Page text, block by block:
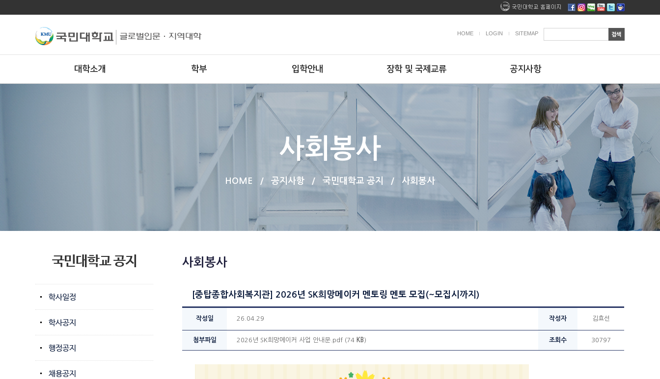
HOME LOGIN SITEMAP
대학소개 학부 입학안내 장학 및 국제교류 공지사항
사회봉사
HOME / 공지사항 / 국민대학교 공지 / 사회봉사
국민대학교 공지
학사일정
학사공지
행정공지
채용공지
사회봉사
[중탑종합사회복지관] 2026년 SK희망메이커 멘토링 멘토 모집(~모집시까지)
작성일 26.04.29 작성자 김효선
첨부파일 2026년 SK희망메이커 사업 안내문.pdf (74 KB) 조회수 30797